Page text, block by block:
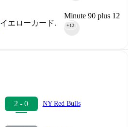
Minute 90 plus 12
90‎’‎
+12
イエローカード.
2 - 0 NY Red Bulls